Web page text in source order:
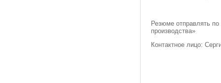
Резюме отправлять
производства»
Контактное лицо: